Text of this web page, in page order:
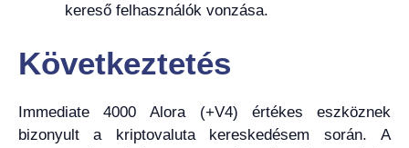
kereső felhasználók vonzása.
Következtetés
Immediate 4000 Alora (+V4) értékes eszköznek
bizonyult a kriptovaluta kereskedésem során. A